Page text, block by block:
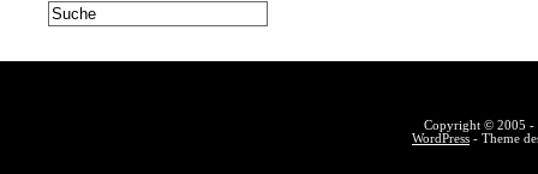
Copyright © 2005 -
WordPress - Theme